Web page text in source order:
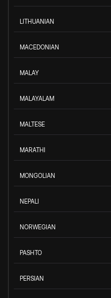
LITHUANIAN
MACEDONIAN
MALAY
MALAYALAM
MALTESE
MARATHI
MONGOLIAN
NEPALI
NORWEGIAN
PASHTO
PERSIAN